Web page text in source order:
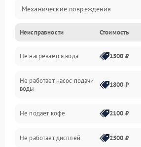
Механические повреждения
Прочие неисправности
Включение и работа
Проблемы с водой
Проблемы с капучинатором и паром
Управление и электроника
Неисправности Стоимость
Не нагревается вода 1500 ₽
Не работает насос подачи
воды
1800 ₽
Не подает кофе 2100 ₽
Не работает дисплей 2500 ₽